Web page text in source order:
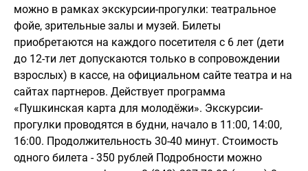
можно в рамках экскурсии-прогулки: театральное
фойе, зрительные залы и музей. Билеты
приобретаются на каждого посетителя с 6 лет (дети
до 12-ти лет допускаются только в сопровождении
взрослых) в кассе, на официальном сайте театра и на
сайтах партнеров. Действует программа
«Пушкинская карта для молодёжи». Экскурсии-
прогулки проводятся в будни, начало в 11:00, 14:00,
16:00. Продолжительность 30-40 минут. Стоимость
одного билета - 350 рублей Подробности можно